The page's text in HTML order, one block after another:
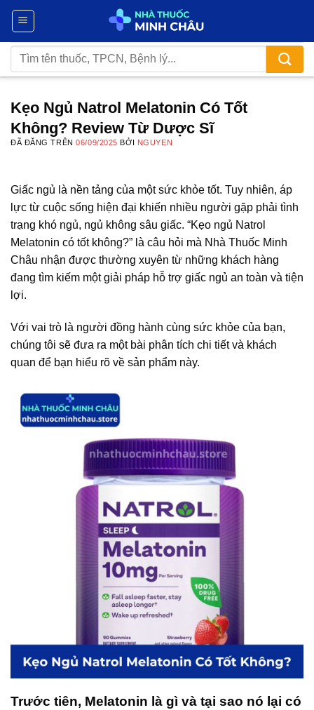
Chuyển
nội
dung
Tìm
kiếm:
Kẹo Ngủ Natrol Melatonin Có Tốt
Không? Review Từ Dược Sĩ
ĐÃ ĐĂNG TRÊN06/09/2025 BỞI NGUYEN
Giấc ngủ là nền tảng của một sức khỏe tốt. Tuy nhiên, áp
lực từ cuộc sống hiện đại khiến nhiều người gặp phải tình
trạng khó ngủ, ngủ không sâu giấc. “Kẹo ngủ Natrol
Melatonin có tốt không?” là câu hỏi mà Nhà Thuốc Minh
Châu nhận được thường xuyên từ những khách hàng
đang tìm kiếm một giải pháp hỗ trợ giấc ngủ an toàn và tiện
lợi.
Với vai trò là người đồng hành cùng sức khỏe của bạn,
chúng tôi sẽ đưa ra một bài phân tích chi tiết và khách
quan để bạn hiểu rõ về sản phẩm này.
Trước tiên, Melatonin là gì và tại sao nó lại có